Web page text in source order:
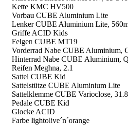
Kette KMC HV500
Vorbau CUBE Aluminium Lite
Lenker CUBE Aluminium Lite,
Griffe ACID Kids
Felgen CUBE MT19
Vorderrad Nabe CUBE Aluminium,
Hinterrad Nabe CUBE Aluminium,
Reifen Meghna, 2.1
Sattel CUBE Kid
Sattelstütze CUBE Aluminium Lite
Sattelklemme CUBE Varioclose,
Pedale CUBE Kid
Glocke ACID
Farbe lightolive´n´orange